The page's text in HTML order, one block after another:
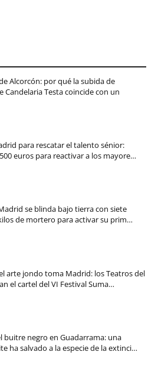
Alcorcón: por qué la subida de
Candelaria Testa coincide con un
para rescatar el talento sénior:
euros para reactivar a los mayore…
se blinda bajo tierra con siete
de mortero para activar su prim…
arte jondo toma Madrid: los Teatros del
el cartel del VI Festival Suma…
buitre negro en Guadarrama: una
ha salvado a la especie de la extinci…